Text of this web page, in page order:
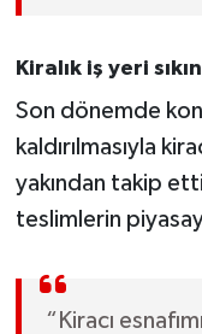
Kiralık iş yeri
Son dönemde
kaldırılmasıyla
yakından takip
teslimlerin
“Kiracı